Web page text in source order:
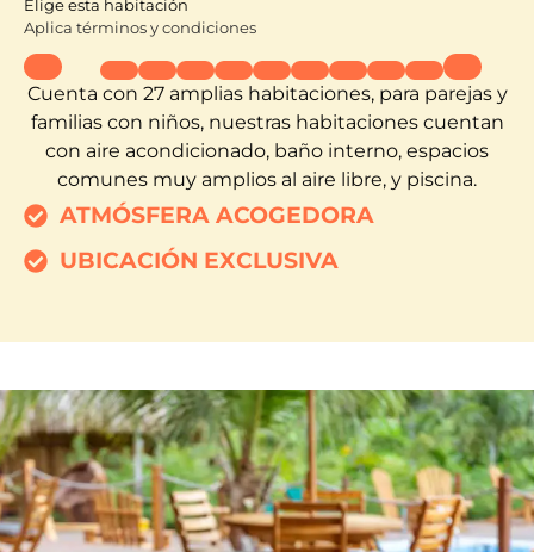
Elige esta habitación
Aplica términos y condiciones
Cuenta con 27 amplias habitaciones, para parejas y
familias con niños, nuestras habitaciones cuentan
con aire acondicionado, baño interno, espacios
comunes muy amplios al aire libre, y piscina.
ATMÓSFERA ACOGEDORA
UBICACIÓN EXCLUSIVA